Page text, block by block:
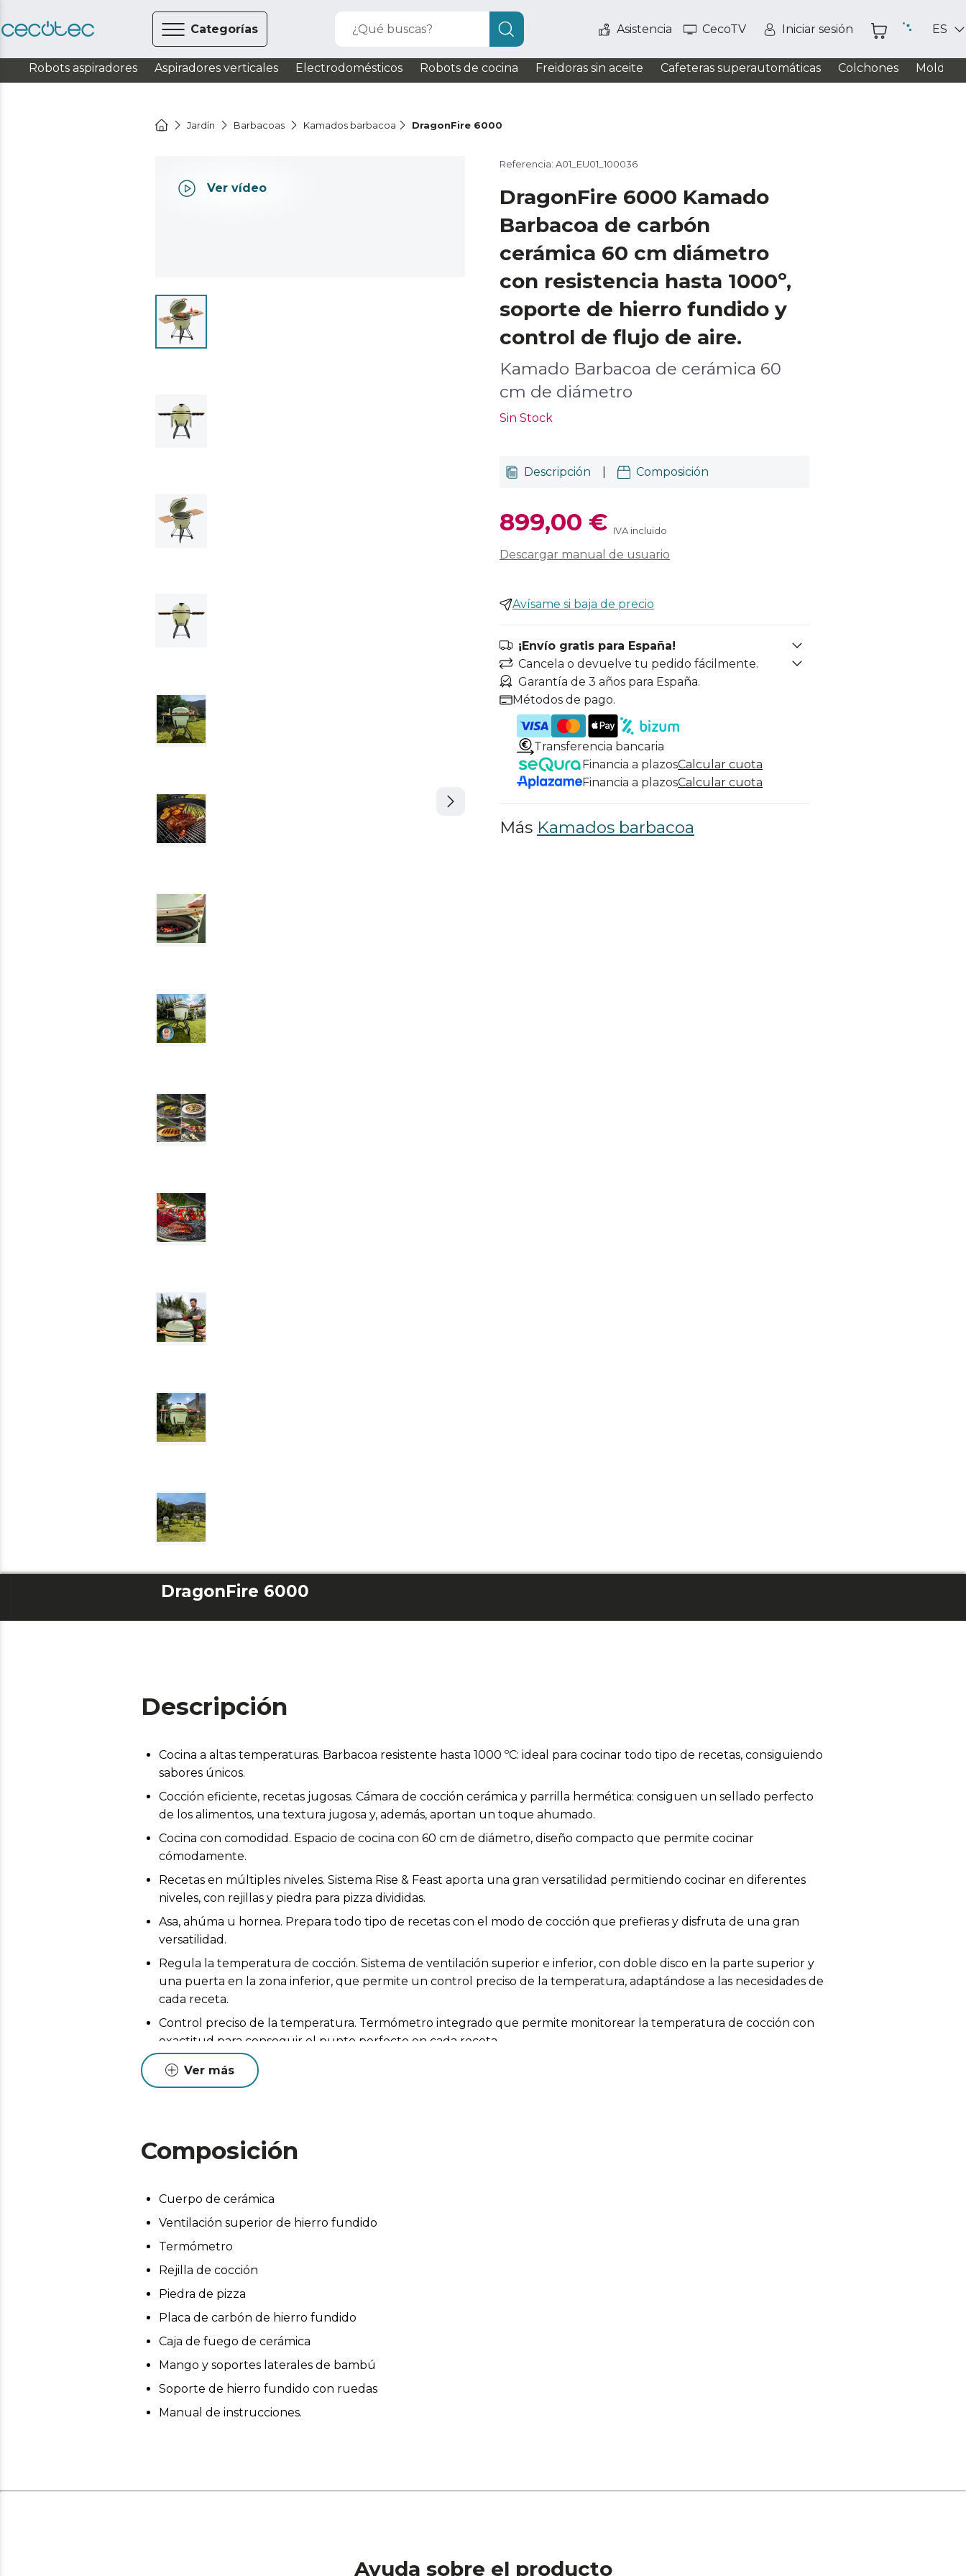
Categorías ¿Qué buscas? Asistencia CecoTV Iniciar sesión ES
Robots aspiradores Aspiradores verticales Electrodomésticos Robots de cocina Freidoras sin aceite Cafeteras superautomáticas Colchones
Jardín Barbacoas Kamados barbacoa DragonFire 6000
Ver vídeo
Referencia: A01_EU01_100036
DragonFire 6000 Kamado
Barbacoa de carbón
cerámica 60 cm diámetro
con resistencia hasta 1000º,
soporte de hierro fundido y
control de flujo de aire.
Kamado Barbacoa de cerámica 60
cm de diámetro
Sin Stock
Descripción Composición
899,00 € IVA incluido
Descargar manual de usuario
Avísame si baja de precio
¡Envío gratis para España!
Cancela o devuelve tu pedido fácilmente.
Garantía de 3 años para España.
Métodos de pago.
Transferencia bancaria
Financia a plazosCalcular cuota
Financia a plazosCalcular cuota
Más Kamados barbacoa
DragonFire 6000
Descripción
Cocina a altas temperaturas. Barbacoa resistente hasta 1000 ºC: ideal para cocinar todo tipo de recetas, consiguiendo
sabores únicos.
Cocción eficiente, recetas jugosas. Cámara de cocción cerámica y parrilla hermética: consiguen un sellado perfecto
de los alimentos, una textura jugosa y, además, aportan un toque ahumado.
Cocina con comodidad. Espacio de cocina con 60 cm de diámetro, diseño compacto que permite cocinar
cómodamente.
Recetas en múltiples niveles. Sistema Rise & Feast aporta una gran versatilidad permitiendo cocinar en diferentes
niveles, con rejillas y piedra para pizza divididas.
Asa, ahúma u hornea. Prepara todo tipo de recetas con el modo de cocción que prefieras y disfruta de una gran
versatilidad.
Regula la temperatura de cocción. Sistema de ventilación superior e inferior, con doble disco en la parte superior y
una puerta en la zona inferior, que permite un control preciso de la temperatura, adaptándose a las necesidades de
cada receta.
Control preciso de la temperatura. Termómetro integrado que permite monitorear la temperatura de cocción con
exactitud para conseguir el punto perfecto en cada receta.
Retiene el calor, evita la salida de humo. Juntas aislantes: garantizan un ambiente limpio y seguro durante tus
sesiones de barbacoa.
Ver más
Composición
Cuerpo de cerámica
Ventilación superior de hierro fundido
Termómetro
Rejilla de cocción
Piedra de pizza
Placa de carbón de hierro fundido
Caja de fuego de cerámica
Mango y soportes laterales de bambú
Soporte de hierro fundido con ruedas
Manual de instrucciones.
Ayuda sobre el producto